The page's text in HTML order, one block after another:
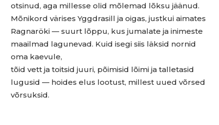
otsinud, aga millesse olid mõlemad lõksu jäänud.
Mõnikord värises Yggdrasill ja oigas, justkui aimates
Ragnaröki — suurt lõppu, kus jumalate ja inimeste
maailmad lagunevad. Kuid isegi siis läksid nornid
oma kaevule,
tõid vett ja toitsid juuri, põimisid lõimi ja talletasid
lugusid — hoides elus lootust, millest uued võrsed
võrsuksid.